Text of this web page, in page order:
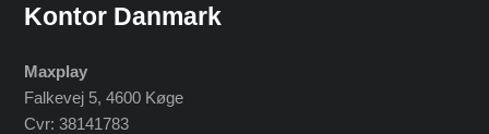
Kontor Danmark
Maxplay
Falkevej 5, 4600 Køge
Cvr: 38141783